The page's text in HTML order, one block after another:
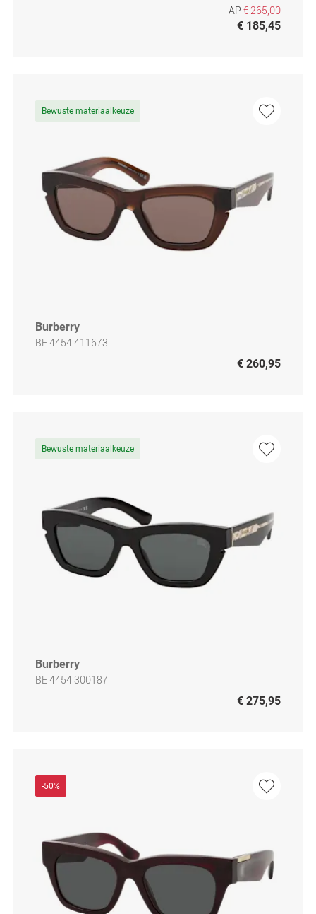
AP € 265,00
€ 185,45
Bewuste materiaalkeuze
Burberry
BE 4454 411673
€ 260,95
Bewuste materiaalkeuze
Burberry
BE 4454 300187
€ 275,95
-50%